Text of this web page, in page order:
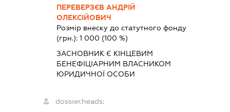
ПЕРЕВЕРЗЄВ АНДРІЙ
ОЛЕКСІЙОВИЧ
Розмір внеску до статутного фонду
(грн.):1 000 (100 %)
ЗАСНОВНИК Є КІНЦЕВИМ
БЕНЕФІЦІАРНИМ ВЛАСНИКОМ
ЮРИДИЧНОЇ ОСОБИ
dossier.heads: